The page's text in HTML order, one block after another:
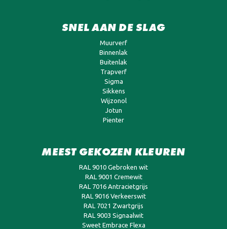
SNEL AAN DE SLAG
Muurverf
Binnenlak
Buitenlak
Trapverf
Sigma
Sikkens
Wijzonol
Jotun
Pienter
MEEST GEKOZEN KLEUREN
RAL 9010 Gebroken wit
RAL 9001 Cremewit
RAL 7016 Antracietgrijs
RAL 9016 Verkeerswit
RAL 7021 Zwartgrijs
RAL 9003 Signaalwit
Sweet Embrace Flexa